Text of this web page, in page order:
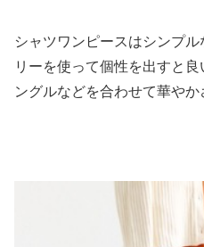
シャツワンピースはシンプ
リーを使って個性を出すと
ングルなどを合わせて華やか